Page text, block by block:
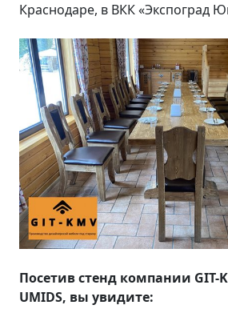
Краснодаре, в ВКК «Экспоград
Посетив стенд компании GIT-
UMIDS, вы увидите: